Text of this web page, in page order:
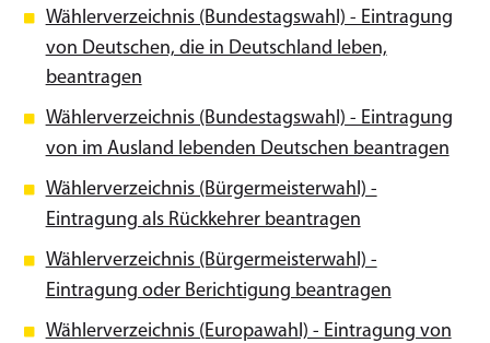
Wählerverzeichnis (Bundestagswahl) - Eintragung
von Deutschen, die in Deutschland leben,
beantragen
Wählerverzeichnis (Bundestagswahl) - Eintragung
von im Ausland lebenden Deutschen beantragen
Wählerverzeichnis (Bürgermeisterwahl) -
Eintragung als Rückkehrer beantragen
Wählerverzeichnis (Bürgermeisterwahl) -
Eintragung oder Berichtigung beantragen
Wählerverzeichnis (Europawahl) - Eintragung von